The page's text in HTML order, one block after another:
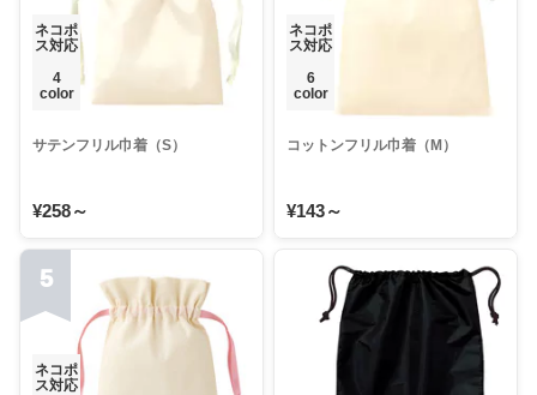
ネコポ
ス対応
4
color
サテンフリル巾着（S）
¥258～
ネコポ
ス対応
6
color
コットンフリル巾着（M）
¥143～
5
ネコポ
ス対応